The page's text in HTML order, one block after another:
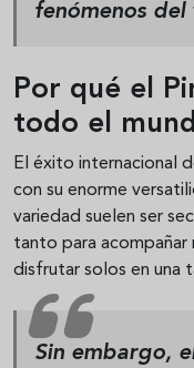
fenómenos del
Por qué el
todo el
El éxito internacional
con su enorme
variedad suelen ser
tanto para acompañar
disfrutar solos en una
Sin embargo,